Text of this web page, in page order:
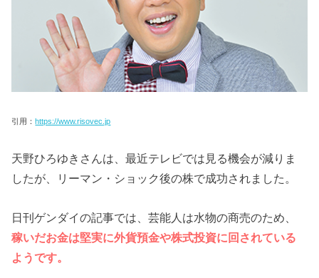
引用：https://www.risovec.jp
天野ひろゆきさんは、最近テレビでは見る機会が減りま
したが、リーマン・ショック後の株で成功されました。
日刊ゲンダイの記事では、芸能人は水物の商売のため、
稼いだお金は堅実に外貨預金や株式投資に回されている
ようです。